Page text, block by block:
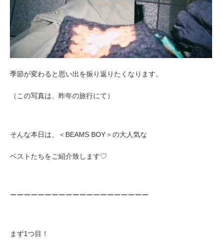
季節が変わると思い出を振り返りたくなります。
（この写真は、昨年の旅行にて）
そんな本日は、＜BEAMS BOY＞の大人気な
ベストたちをご紹介致します♡
ーーーーーーーーーーーーーーーーーーーー
まず1つ目！